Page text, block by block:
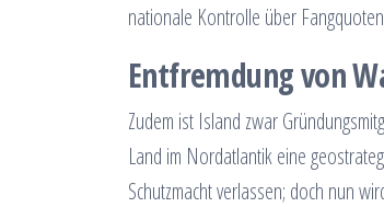
nationale Kontrolle über
Entfremdung von
Zudem ist Island zwar
Land im Nordatlantik eine
Schutzmacht verlassen; doch nun